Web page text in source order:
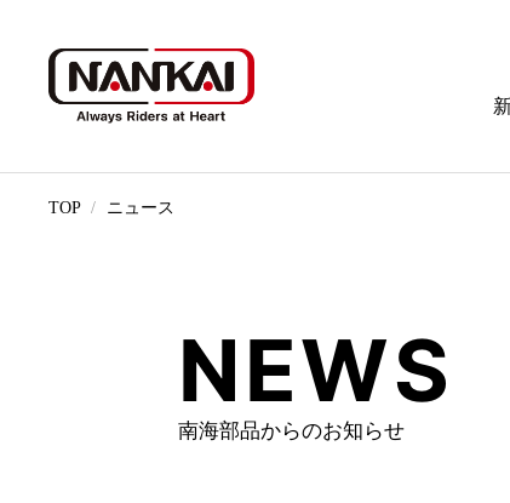
TOP ニュース
NEWS
南海部品からのお知らせ